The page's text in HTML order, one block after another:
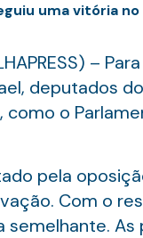
uma vitória
–
deputados
como o
pela
Com o
semelhante.